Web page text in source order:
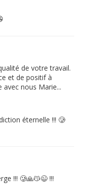
de votre travail.
et de positif à
nous Marie...
éternelle !!! 🥲
!!! 🥲🙏😽😉 !!!